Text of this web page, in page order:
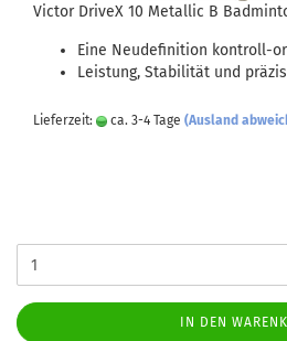
Victor DriveX 10 Metallic B
Eine Neudefinition kontroll-
Leistung, Stabilität und
Lieferzeit: ca. 3-4 Tage (Ausland
IN DEN